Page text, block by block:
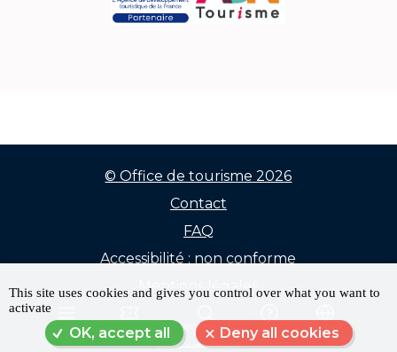
© Office de tourisme 2026
Pied
de
page
Contact
FAQ
Accessibilité : non conforme
Mentions légales
Plan du site
MENU RÉSERVER RECHERCHE FAQ LANGUE
This site uses cookies and gives you control over what you want to
activate
OK, accept all Deny all cookies